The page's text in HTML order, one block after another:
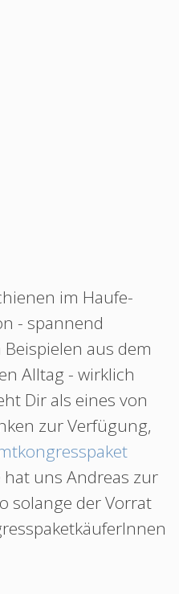
im Haufe-
- spannend
aus dem
Alltag - wirklich
Dir als eines von
zur Verfügung,
uns Andreas zur
solange der Vorrat